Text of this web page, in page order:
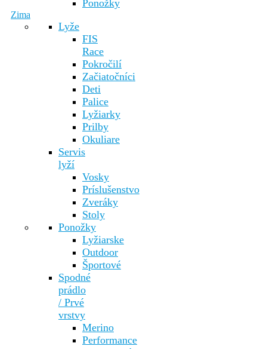
Ponožky
Zima
Lyže
FIS
Race
Pokročilí
Začiatočníci
Deti
Palice
Lyžiarky
Prilby
Okuliare
Servis
lyží
Vosky
Príslušenstvo
Zveráky
Stoly
Ponožky
Lyžiarske
Outdoor
Športové
Spodné
prádlo
/ Prvé
vrstvy
Merino
Performance